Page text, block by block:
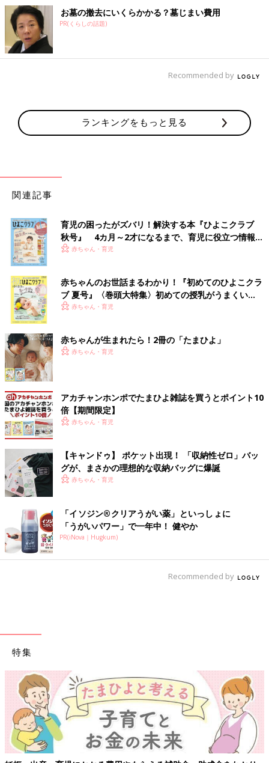
お墓の撤去にいくらかかる？墓じまい費用
PR(くらしの話題)
Recommended by
ランキングをもっと見る
関連記事
育児の困ったがズバリ！解決する本『ひよこクラブ
秋号』 4カ月～2才になるまで、育児に役立つ情報が
いっぱい！
赤ちゃん・育児
赤ちゃんのお世話まるわかり！『初めてのひよこクラ
ブ 夏号』〈巻頭大特集〉初めての授乳がうまくい
く！ おっぱい・ミルクの基本と夏のトラブル 解決テ
赤ちゃん・育児
赤ちゃんが生まれたら！2冊の「たまひよ」
赤ちゃん・育児
アカチャンホンポでたまひよ雑誌を買うとポイント10
倍【期間限定】
赤ちゃん・育児
【キャンドゥ】 ポケット出現！ 「収納性ゼロ」バッ
グが、まさかの理想的な収納バッグに爆誕
赤ちゃん・育児
「イソジン®クリアうがい薬」といっしょに
「うがいパワー」で一年中！ 健やか
PR(iNova｜Hugkum)
Recommended by
特集
【ワクチン接種できるものも】妊婦の感染症対策、知っておい